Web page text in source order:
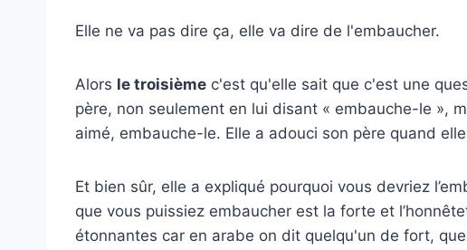
Elle ne va pas dire ça, elle va dire de l'embaucher.
Alors le troisième c'est qu'elle sait que c'est une
père, non seulement en lui disant « embauche-le »,
aimé, embauche-le. Elle a adouci son père quand
Et bien sûr, elle a expliqué pourquoi vous devriez
que vous puissiez embaucher est la forte et
étonnantes car en arabe on dit quelqu'un de fort,